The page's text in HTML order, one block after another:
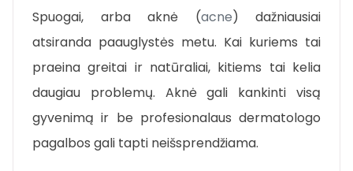
Spuogai, arba aknė (acne) dažniausiai
atsiranda paauglystės metu. Kai kuriems tai
praeina greitai ir natūraliai, kitiems tai kelia
daugiau problemų. Aknė gali kankinti visą
gyvenimą ir be profesionalaus dermatologo
pagalbos gali tapti neišsprendžiama.